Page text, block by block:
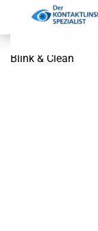
Blink & Clean